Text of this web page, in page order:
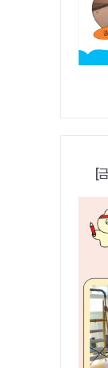
[